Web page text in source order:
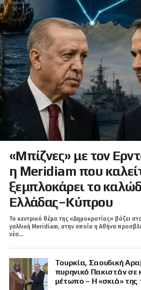
«Μπίζνες» με τον
η Meridiam που
ξεμπλοκάρει το
Ελλάδας–Κύπρου
Το κεντρικό θέμα της «Δημοκρατίας» βάζει
γαλλική Meridiam, στην οποία η Αθήνα
νέα...
Τουρκία, Σαουδική
πυρηνικό Πακιστάν σε
μέτωπο – Η «σκιά» της